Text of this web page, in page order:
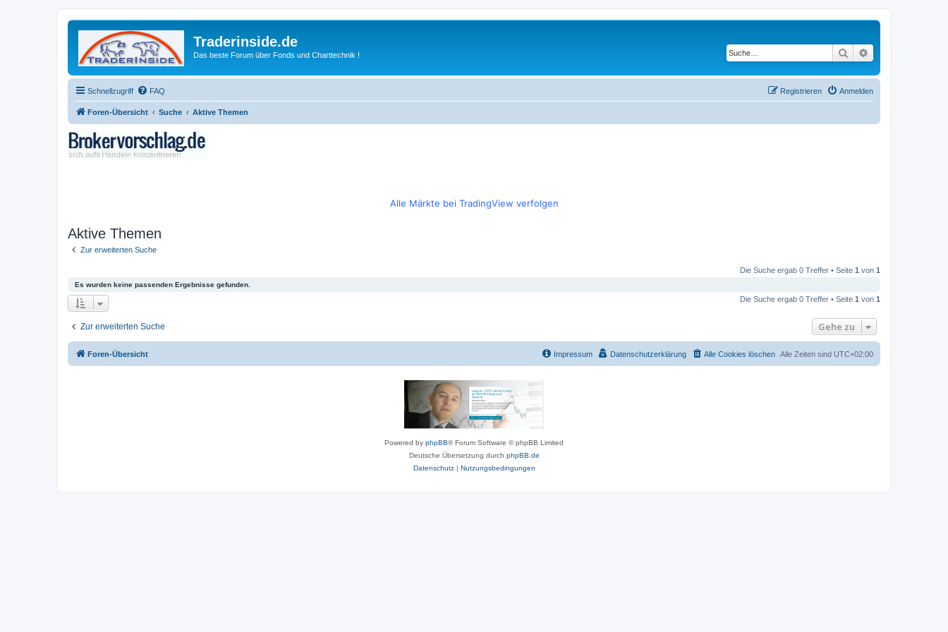
Traderinside.de
Das beste Forum über Fonds und Charttechnik ! Suche
Schnellzugriff FAQ Anmelden
Registrieren
Foren-Übersicht Suche Aktive Themen
Alle Märkte bei TradingView verfolgen
Aktive Themen
Zur erweiterten Suche
Die Suche ergab 0 Treffer • Seite 1 von 1
Es wurden keine passenden Ergebnisse gefunden.
Die Suche ergab 0 Treffer • Seite 1 von 1
Zur erweiterten Suche Gehe zu
Foren-Übersicht Alle Zeiten sind UTC+02:00
Alle Cookies löschen
Datenschutzerklärung
Impressum
Powered by phpBB® Forum Software © phpBB Limited
Deutsche Übersetzung durch phpBB.de
Datenschutz| Nutzungsbedingungen